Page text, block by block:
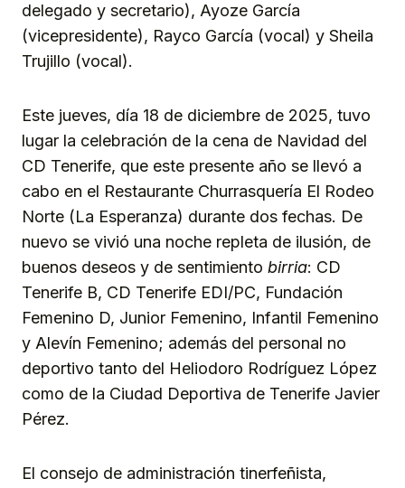
delegado y secretario), Ayoze García
(vicepresidente), Rayco García (vocal) y Sheila
Trujillo (vocal).
Este jueves, día 18 de diciembre de 2025, tuvo
lugar la celebración de la cena de Navidad del
CD Tenerife, que este presente año se llevó a
cabo en el Restaurante Churrasquería El Rodeo
Norte (La Esperanza) durante dos fechas. De
nuevo se vivió una noche repleta de ilusión, de
buenos deseos y de sentimiento birria: CD
Tenerife B, CD Tenerife EDI/PC, Fundación
Femenino D, Junior Femenino, Infantil Femenino
y Alevín Femenino; además del personal no
deportivo tanto del Heliodoro Rodríguez López
como de la Ciudad Deportiva de Tenerife Javier
Pérez.
El consejo de administración tinerfeñista,